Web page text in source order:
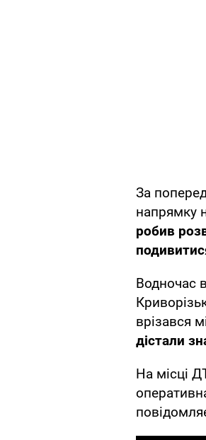
За
напрямку
робив
Водночас
врізався
дістали
На місці